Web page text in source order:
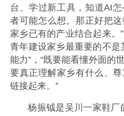
台、学过新工具，知道AI
者可能怎么想。那正好把
家乡已有的产业结合起来。
青年建设家乡最重要的不是
能力”，“既要能看懂外面的
要真正理解家乡有什么、
链接起来。”
杨振钺是吴川一家鞋厂